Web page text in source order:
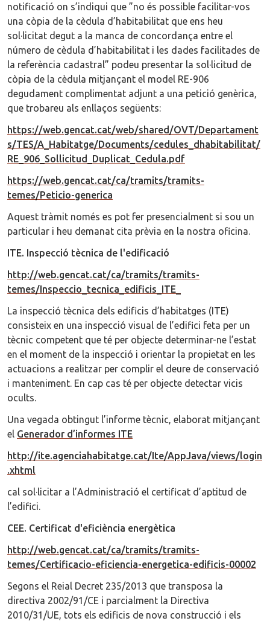
notificació on s’indiqui que ”no és possible facilitar-vos
una còpia de la cèdula d’habitabilitat que ens heu
sol·licitat degut a la manca de concordança entre el
número de cèdula d’habitabilitat i les dades facilitades de
la referència cadastral” podeu presentar la sol·licitud de
còpia de la cèdula mitjançant el model RE-906
degudament complimentat adjunt a una petició genèrica,
que trobareu als enllaços següents:
https://web.gencat.cat/web/shared/OVT/Departament
s/TES/A_Habitatge/Documents/cedules_dhabitabilitat/
RE_906_Sollicitud_Duplicat_Cedula.pdf
https://web.gencat.cat/ca/tramits/tramits-
temes/Peticio-generica
Aquest tràmit només es pot fer presencialment si sou un
particular i heu demanat cita prèvia en la nostra oficina.
ITE. Inspecció tècnica de l'edificació
http://web.gencat.cat/ca/tramits/tramits-
temes/Inspeccio_tecnica_edificis_ITE_
La inspecció tècnica dels edificis d’habitatges (ITE)
consisteix en una inspecció visual de l’edifici feta per un
tècnic competent que té per objecte determinar-ne l’estat
en el moment de la inspecció i orientar la propietat en les
actuacions a realitzar per complir el deure de conservació
i manteniment. En cap cas té per objecte detectar vicis
ocults.
Una vegada obtingut l’informe tècnic, elaborat mitjançant
el Generador d’informes ITE
http://ite.agenciahabitatge.cat/Ite/AppJava/views/login
.xhtml
cal sol·licitar a l’Administració el certificat d’aptitud de
l’edifici.
CEE. Certificat d'eficiència energètica
http://web.gencat.cat/ca/tramits/tramits-
temes/Certificacio-eficiencia-energetica-edificis-00002
Segons el Reial Decret 235/2013 que transposa la
directiva 2002/91/CE i parcialment la Directiva
2010/31/UE, tots els edificis de nova construcció i els